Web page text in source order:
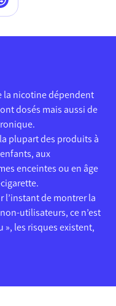
la nicotine dépendent
dosés mais aussi de
plupart des produits à
aux
enceintes ou en âge
l’instant de montrer la
utilisateurs, ce n’est
», les risques existent,